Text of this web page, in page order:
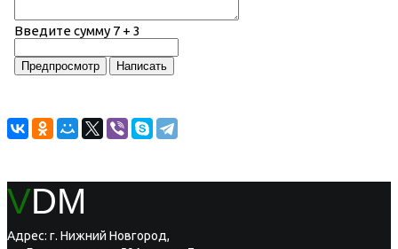
Введите сумму 7 + 3
VDM
Адрес: г. Нижний Новгород,